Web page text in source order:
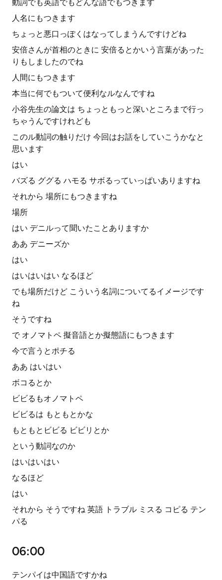
動詞でも英語でもどんな語でもつきます
人名にもつきます
ちょっと悪口っぽくはなってしまうんですけどね
安倍さんが首相のときに 安倍るとかいう言葉があった
りもしましたのでね
人間にもつきます
本当に何でもついて便利なルなんですね
小谷先生の論文は ちょっともっと深いところまで行っ
ちゃうんですけれども
このル動詞の触りだけ 今回はお話をしていこうかなと
思います
はい
バズる ググる ハモる サボるっていっぱいありますね
それから 場所にもつきますね
場所
はい デニルって聞いたことありますか
ああ デニーズか
はい
はいはいはい なるほど
でも場所だけど こういう名詞についてるイメージです
ね
そうですね
で オノマトペ 擬音語とか擬態語にもつきます
今で言うとポチる
ああ はいはい
ボコるとか
ビビるもオノマトペ
ビビるは もともとかな
もともとビビる ビビリとか
という動詞なのか
はいはいはい
なるほど
はい
それから そうですね 英語 トラブル ミスる コピる テン
パる
06:00
テンパイは中国語ですかね